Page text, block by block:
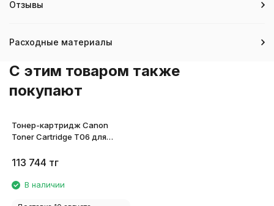
Отзывы
Расходные материалы
C этим товаром также
покупают
Тонер-картридж Canon
Toner Cartridge T06 для
3526C002
113 744 тг
В наличии